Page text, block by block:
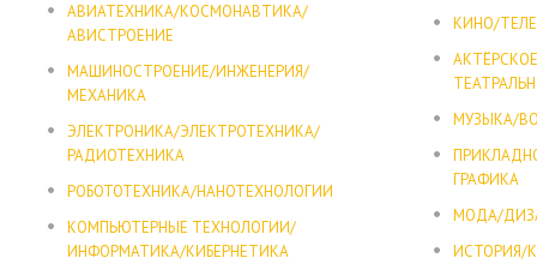
АВИАТЕХНИКА/КОСМОНАВТИКА/
АВИСТРОЕНИЕ
МАШИНОСТРОЕНИЕ/ИНЖЕНЕРИЯ/
МЕХАНИКА
ЭЛЕКТРОНИКА/ЭЛЕКТРОТЕХНИКА/
РАДИОТЕХНИКА
РОБОТОТЕХНИКА/НАНОТЕХНОЛОГИИ
КОМПЬЮТЕРНЫЕ ТЕХНОЛОГИИ/
ИНФОРМАТИКА/КИБЕРНЕТИКА
КИНО/
МУЗЫКА/
ГРАФИКА
МОДА/
ИСТОРИЯ/